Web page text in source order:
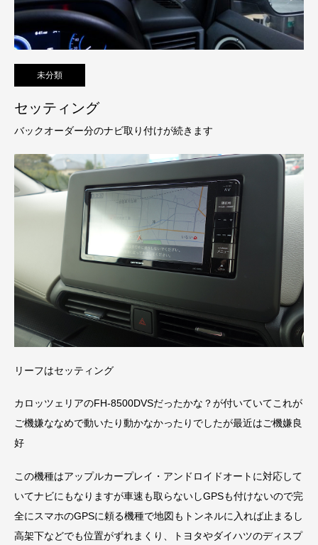
未分類
セッティング
バックオーダー分のナビ取り付けが続きます
リーフはセッティング
カロッツェリアのFH-8500DVSだったかな？が付いていてこれが
ご機嫌ななめで動いたり動かなかったりでしたが最近はご機嫌良
好
この機種はアップルカープレイ・アンドロイドオートに対応して
いてナビにもなりますが車速も取らないしGPSも付けないので完
全にスマホのGPSに頼る機種で地図もトンネルに入れば止まるし
高架下などでも位置がずれまくり、トヨタやダイハツのディスプ